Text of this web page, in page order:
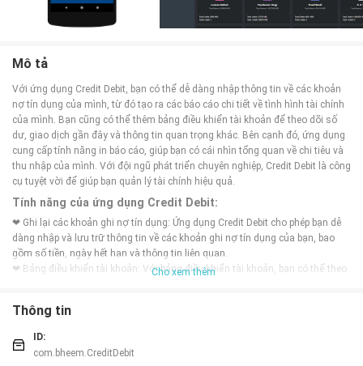
Mô tả
Với ứng dụng Credit Debit, bạn có thể dễ dàng nhập thông tin về các khoản
nợ tín dụng của mình, từ đó tạo ra các báo cáo chi tiết về tình hình tài chính
của mình. Bạn cũng có thể thêm bảng điều khiển tài khoản để theo dõi số
dư, giao dịch gần đây và thông tin quan trọng khác. Bên cạnh đó, ứng dụng
cung cấp tính năng in báo cáo, giúp bạn có cái nhìn tổng quan về chi tiêu và
thu nhập của mình. Với đội ngũ phát triển chuyên nghiệp, Credit Debit là công
cụ tuyệt vời để giúp bạn quản lý tài chính hiệu quả.
Tính năng của ứng dụng Credit Debit:
❤ Ghi lại các khoản ghi nợ tín dụng: Ứng dụng Credit Debit cho phép bạn dễ
dàng nhập và lưu trữ thông tin về các khoản ghi nợ tín dụng của bạn, bao
gồm số tiền, ngày hết hạn và thông tin liên quan.
❤ Bảng điều khiển tài khoản: Với bảng điều khiển tài khoản, bạn có thể theo
❤ In báo cáo tài chính: Credit Debit cung cấp tính năng in báo cáo tài chính
chi tiết, giúp bạn có cái nhìn tổng quan về tình hình tài chính của mình. Bạn
có thể in báo cáo theo thời gian, loại giao dịch hoặc tài khoản cụ thể.
Cho xem thêm
Thông tin
ID:
com.bheem.CreditDebit